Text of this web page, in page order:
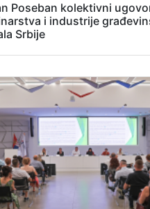
Poseban kolektivni
i industrije
Srbije